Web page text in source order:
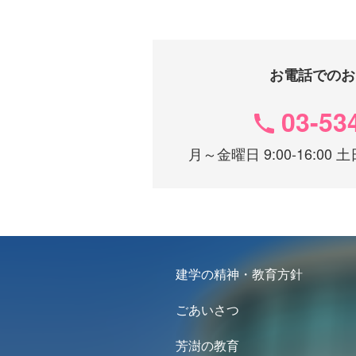
お電話での
03-
月～金曜日 9:00-16:00
建学の精神・教育方針
ごあいさつ
芳澍の教育